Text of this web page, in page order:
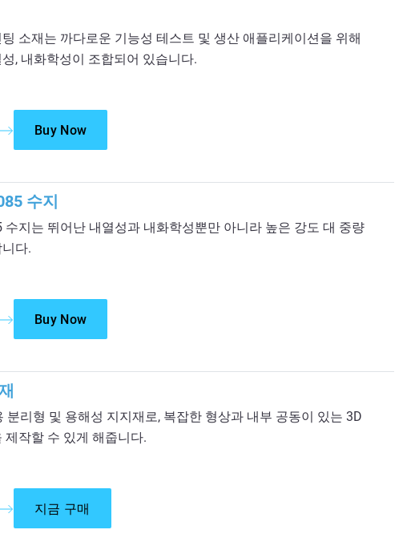
팅 소재는 까다로운 기능성 테스트 및 생산 애플리케이션을 위해
, 내화학성이 조합되어 있습니다.
Buy Now
수지
수지는 뛰어난 내열성과 내화학성뿐만 아니라 높은 강도 대 중량
다.
Buy Now
분리형 및 용해성 지지재로, 복잡한 형상과 내부 공동이 있는 3D
제작할 수 있게 해줍니다.
지금 구매